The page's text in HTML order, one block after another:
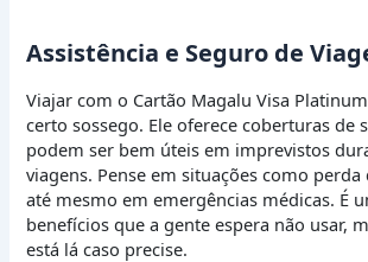
Assistência e Seguro de
Viajar com o Cartão Magalu Visa
certo sossego. Ele oferece coberturas de
podem ser bem úteis em imprevistos
viagens. Pense em situações como
até mesmo em emergências médicas. É
benefícios que a gente espera não usar,
está lá caso precise.